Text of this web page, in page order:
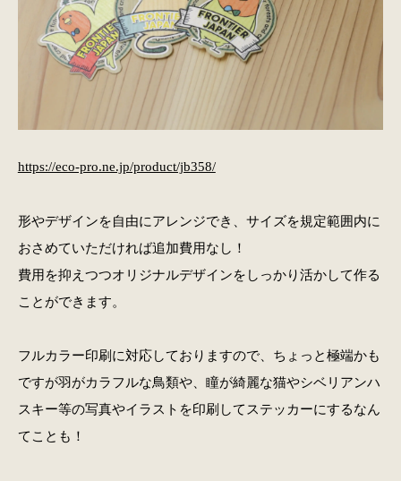
https://eco-pro.ne.jp/product/jb358/
形やデザインを自由にアレンジでき、サイズを規定範囲内に
おさめていただければ追加費用なし！
費用を抑えつつオリジナルデザインをしっかり活かして作る
ことができます。
フルカラー印刷に対応しておりますので、ちょっと極端かも
ですが羽がカラフルな鳥類や、瞳が綺麗な猫やシベリアンハ
スキー等の写真やイラストを印刷してステッカーにするなん
てことも！